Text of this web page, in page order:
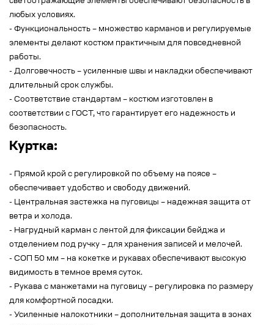
любых условиях.
- Функциональность – множество карманов и регулируемые
элементы делают костюм практичным для повседневной
работы.
- Долговечность – усиленные швы и накладки обеспечивают
длительный срок службы.
- Соответствие стандартам – костюм изготовлен в
соответствии с ГОСТ, что гарантирует его надежность и
безопасность.
Куртка:
- Прямой крой с регулировкой по объему на поясе –
обеспечивает удобство и свободу движений.
- Центральная застежка на пуговицы – надежная защита от
ветра и холода.
- Нагрудный карман с лентой для фиксации бейджа и
отделением под ручку – для хранения записей и мелочей.
- СОП 50 мм – на кокетке и рукавах обеспечивают высокую
видимость в темное время суток.
- Рукава с манжетами на пуговицу – регулировка по размеру
для комфортной посадки.
- Усиленные налокотники – дополнительная защита в зонах